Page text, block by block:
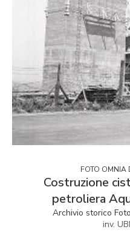
FOTO OMNIA
Costruzione
petroliera
Archivio storico
inv.